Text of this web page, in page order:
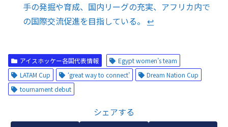
手の発掘や育成、国内リーグの充実、アフリカ内で
の国際交流促進を目指している。↩︎
アイスホッケー各国代表情報
Egypt women’s team
LATAM Cup
‘great way to connect’
Dream Nation Cup
tournament debut
シェアする